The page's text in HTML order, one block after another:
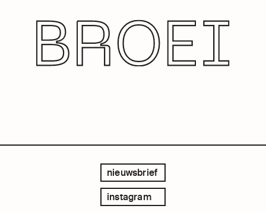
nieuwsbrief
instagram